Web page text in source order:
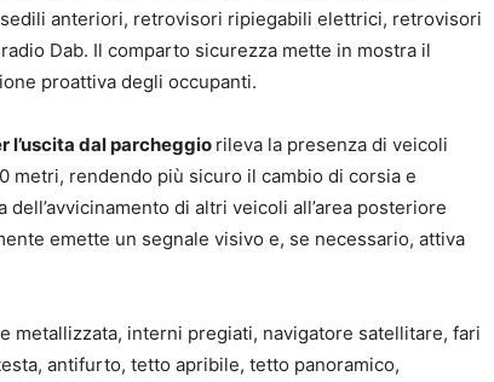
anteriori, retrovisori ripiegabili elettrici, retrovisori
Dab. Il comparto sicurezza mette in mostra il
proattiva degli occupanti.
l’uscita dal parcheggio rileva la presenza di veicoli
metri, rendendo più sicuro il cambio di corsia e
dell’avvicinamento di altri veicoli all’area posteriore
emette un segnale visivo e, se necessario, attiva
metallizzata, interni pregiati, navigatore satellitare, fari
antifurto, tetto apribile, tetto panoramico,